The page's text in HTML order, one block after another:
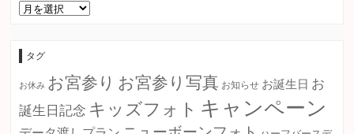
ア
ー
タグ
お休み お宮参り お宮参り写真 お知らせ お誕生日 お
誕生日記念 キッズフォト キャンペーン